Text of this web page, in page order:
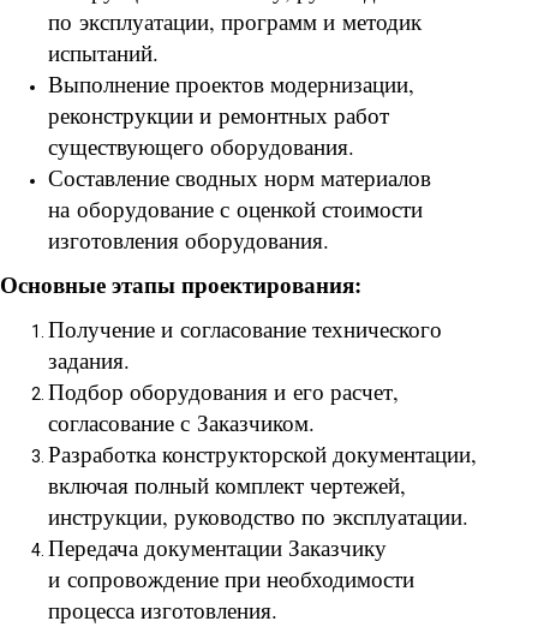
по эксплуатации, программ и методик
испытаний.
Выполнение проектов модернизации,
реконструкции и ремонтных работ
существующего оборудования.
Составление сводных норм материалов
на оборудование с оценкой стоимости
изготовления оборудования.
Основные этапы проектирования:
Получение и согласование технического
задания.
Подбор оборудования и его расчет,
согласование с Заказчиком.
Разработка конструкторской документации,
включая полный комплект чертежей,
инструкции, руководство по эксплуатации.
Передача документации Заказчику
и сопровождение при необходимости
процесса изготовления.